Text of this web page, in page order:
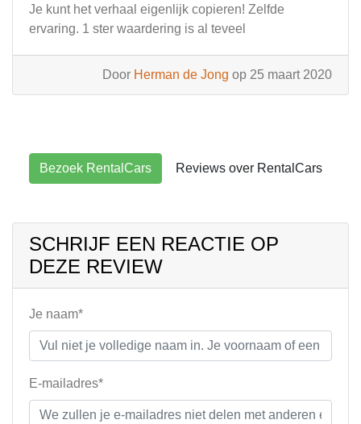
Je kunt het verhaal eigenlijk copieren! Zelfde
ervaring. 1 ster waardering is al teveel
Door Herman de Jong op 25 maart 2020
Bezoek RentalCars Reviews over RentalCars
SCHRIJF EEN REACTIE OP
DEZE REVIEW
Je naam*
E-mailadres*